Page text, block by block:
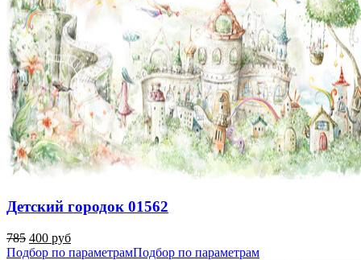
Детский городок 01562
785 400 руб
Подбор по параметрамПодбор по параметрам